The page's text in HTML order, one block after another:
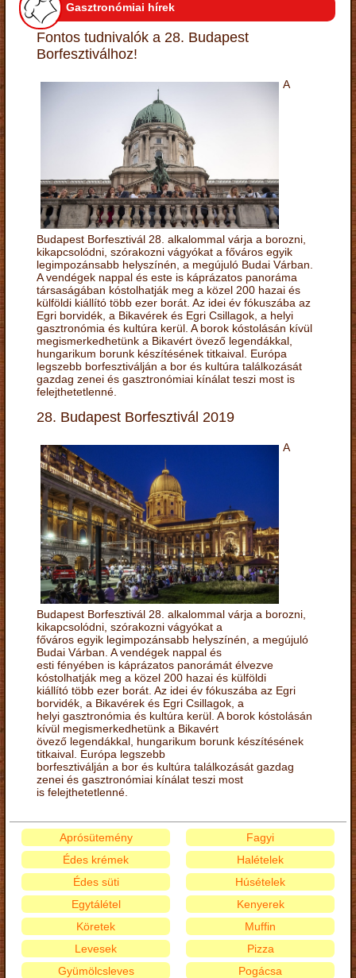
Gasztronómiai hírek
Fontos tudnivalók a 28. Budapest
Borfesztiválhoz!
A
Budapest Borfesztivál 28. alkalommal várja a borozni,
kikapcsolódni, szórakozni vágyókat a főváros egyik
legimpozánsabb helyszínén, a megújuló Budai Várban.
A vendégek nappal és este is káprázatos panoráma
társaságában kóstolhatják meg a közel 200 hazai és
külföldi kiállító több ezer borát. Az idei év fókuszába az
Egri borvidék, a Bikavérek és Egri Csillagok, a helyi
gasztronómia és kultúra kerül. A borok kóstolásán kívül
megismerkedhetünk a Bikavért övező legendákkal,
hungarikum borunk készítésének titkaival. Európa
legszebb borfesztiválján a bor és kultúra találkozását
gazdag zenei és gasztronómiai kínálat teszi most is
felejthetetlenné.
28. Budapest Borfesztivál 2019
A
Budapest Borfesztivál 28. alkalommal várja a borozni,
kikapcsolódni, szórakozni vágyókat a
főváros egyik legimpozánsabb helyszínén, a megújuló
Budai Várban. A vendégek nappal és
esti fényében is káprázatos panorámát élvezve
kóstolhatják meg a közel 200 hazai és külföldi
kiállító több ezer borát. Az idei év fókuszába az Egri
borvidék, a Bikavérek és Egri Csillagok, a
helyi gasztronómia és kultúra kerül. A borok kóstolásán
kívül megismerkedhetünk a Bikavért
övező legendákkal, hungarikum borunk készítésének
titkaival. Európa legszebb
borfesztiválján a bor és kultúra találkozását gazdag
zenei és gasztronómiai kínálat teszi most
is felejthetetlenné.
Aprósütemény
Édes krémek
Édes süti
Egytálétel
Fagyi
Halételek
Húsételek
Kenyerek
Köretek
Levesek
Gyümölcsleves
Muffin
Pizza
Pogácsa